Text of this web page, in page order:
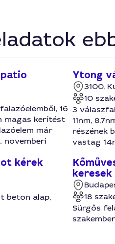
16
magas kerítést
már
novemberi
Ytong
3100,
10
3
11nm,
részének
vastag
kérek
beton alap,
keresek
18
Sürgős